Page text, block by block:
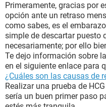
Primeramente, gracias por
opción ante un retraso
como sabes, es el
simple de descartar puesto
necesariamente; por ello
Te dejo información sobre
en el siguiente enlace para
¿Cuáles son las causas de
Realizar una prueba de
sería un buen primer paso